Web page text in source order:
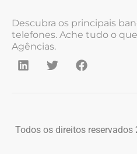
Descubra os principais
telefones. Ache tudo o
Agências.
Todos os direitos